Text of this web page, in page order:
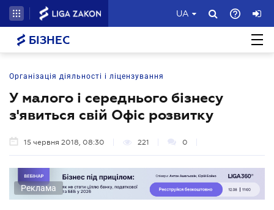
UA
БІЗНЕС
Організація діяльності і ліцензування
У малого і середнього бізнесу
з'явиться свій Офіс розвитку
15 червня 2018, 08:30 221 0
Реклама